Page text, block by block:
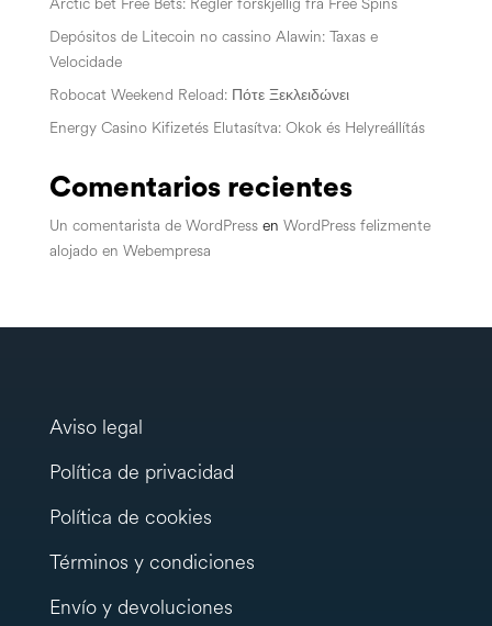
Depósitos de Litecoin no cassino Alawin: Taxas e
Velocidade
Robocat Weekend Reload: Πότε Ξεκλειδώνει
Energy Casino Kifizetés Elutasítva: Okok és Helyreállítás
Comentarios recientes
Un comentarista de WordPressen WordPress felizmente
alojado en Webempresa
Aviso legal
Política de privacidad
Política de cookies
Términos y condiciones
Envío y devoluciones